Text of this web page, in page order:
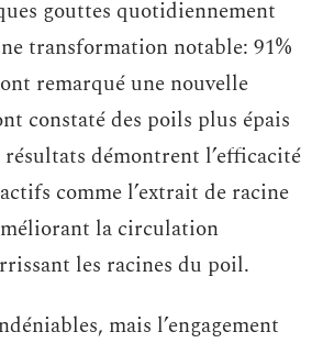
gouttes quotidiennement
transformation notable: 91%
remarqué une nouvelle
constaté des poils plus épais
résultats démontrent l’efficacité
comme l’extrait de racine
la circulation
les racines du poil.
mais l’engagement